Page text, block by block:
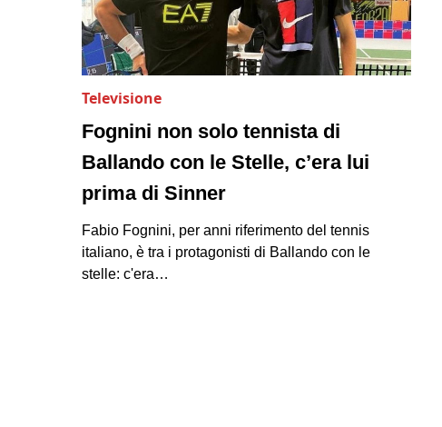
Televisione
Fognini non solo tennista di
Ballando con le Stelle, c’era lui
prima di Sinner
Fabio Fognini, per anni riferimento del tennis
italiano, è tra i protagonisti di Ballando con le
stelle: c'era…